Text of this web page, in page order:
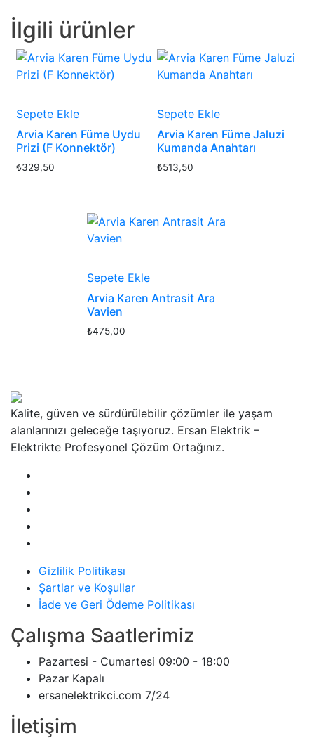
İlgili ürünler
Sepete Ekle
Arvia Karen Füme Uydu
Prizi (F Konnektör)
₺329,50
Sepete Ekle
Arvia Karen Füme Jaluzi
Kumanda Anahtarı
₺513,50
Sepete Ekle
Arvia Karen Antrasit Ara
Vavien
₺475,00
Kalite, güven ve sürdürülebilir çözümler ile yaşam
alanlarınızı geleceğe taşıyoruz. Ersan Elektrik –
Elektrikte Profesyonel Çözüm Ortağınız.
Gizlilik Politikası
Şartlar ve Koşullar
İade ve Geri Ödeme Politikası
Çalışma Saatlerimiz
Pazartesi - Cumartesi 09:00 - 18:00
Pazar Kapalı
ersanelektrikci.com 7/24
İletişim